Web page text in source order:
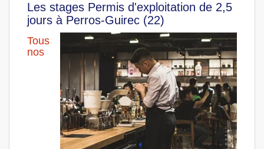
Les stages Permis d'exploitation de 2,5
jours à Perros-Guirec (22)
Tous
nos